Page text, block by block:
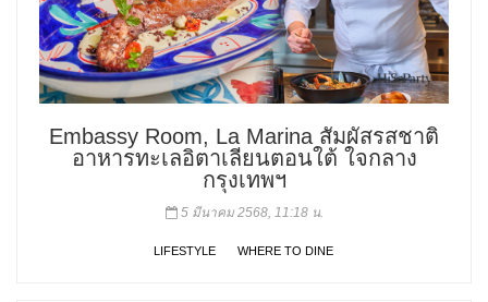
Embassy Room, La Marina สัมผัสรสชาติ
อาหารทะเลอิตาเลียนตอนใต้ ใจกลาง
กรุงเทพฯ
5 มีนาคม 2568, 11:18 น.
LIFESTYLE WHERE TO DINE